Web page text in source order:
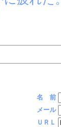
名 前
メール
ＵＲＬ